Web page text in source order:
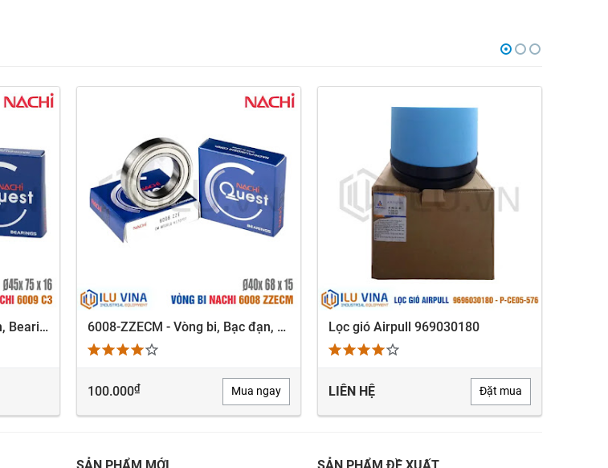
6009-C3 - Vòng bi, Bạc đạn, Bearing Nachi 6009-C3 XEM NHANH 6008-ZZECM - Vòng bi, Bạc đạn, Bearing Nachi 6008-ZZECM
100.000₫ Mua ngay
XEM NHANH
Lọc gió Airpull 969030180
LIÊN HỆ Đặt mua
SẢN PHẨM MỚI SẢN PHẨM ĐỀ XUẤT